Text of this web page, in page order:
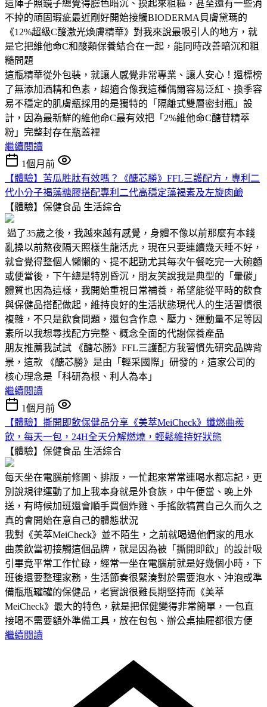
這陣子照鏡子總覺得臉色暗沉、摸起來粗糙，甚至還有一些消
不掉的頑固瑕疵最近剛好開始接觸BIODERMA貝膚黛瑪的
《12%超級C酸激光煥膚精華》對我來說最吸引人的地方，就
是它把維他命C和酸類保養結合在一起，能同時改善暗沉和粗
糙問題
這瓶精華從外包裝，就讓人感覺非常專業、讓人安心！還標榜
了無添加酒精和色素，超適合像我這種偶爾容易泛紅、換季容
易不穩定的肌膚瓶採用的是獨特的「隔離式雙層密封瓶」設
計，因為最新鮮的維他命C最有效把「2%維他命C醣苷精萃
粉」完整封存在瓶蓋裡
繼續閱讀
1個月前
【體驗】苦瓜胜肽有效嗎？《醣芯勝》FFL三護配方，專利二
代小分子褐藻糖膠搭配專利二代高穩定藻褐素及左旋肉鹼
【體驗】保健食品 生活綜合
過了35歲之後，我越來越有感覺，身體不像以前那麼有本錢
亂操以前熬夜隔天照樣生龍活虎，現在只要連續幾天睡不好，
就會覺得整個人懶懶的、提不起勁尤其每次午餐吃完一大碗麵
或便當後，下午總是特別昏沉，朋友笑說我是典型的「暈碳」
體質也因為這樣，我開始重視日常補養，希望能從平時的飲食
與保健品搭配做起，維持良好的生活狀態現代人的生活習慣很
複雜，不只是飲食問題，還包含作息、壓力、運動量不足等因
素所以我想尋找配方完整、概念全面的代謝保養產品
朋友推薦我試試 《醣芯勝》FFL三護配方我習慣先研究品牌背
景，這款 《醣芯勝》是由「輕采國際」研發的，這家公司的
核心理念是「科研為根、利人為本」
繼續閱讀
1個月前
【體驗】撕開即飲保健品分享《美萃MeiCheck》纖燃曲羨
飲，每天一包，24H全天分解燃燒，輕鬆維持好狀態
【體驗】保健食品 生活綜合
每天坐在電腦前修圖、排版，一忙起來常常連喝水都忘記，更
別說規律運動了加上我本身就是外食族，中午便當、晚上外
送，有時候加班還會順手買個炸雞、手搖飲犒賞自己久而久之
真的會開始在意自己的體態狀況
我對《美萃MeiCheck》並不陌生，之前就喝過他們家的甩水
曲羨飲當初接觸這個品牌，就是因為被「撕開即飲」的設計吸
引畢竟平常工作忙碌，經常一坐在電腦前就是好幾個小時，下
班後還要整理家務，生活節奏很緊湊對於需要泡水、沖泡或準
備瓶瓶罐罐的保健品，老實說很難長期堅持而《美萃
MeiCheck》最大的特色，就是把保健變得非常簡單，一包直
接喝不需要額外準備工具，放在包包、辦公桌抽屜都很方便
繼續閱讀